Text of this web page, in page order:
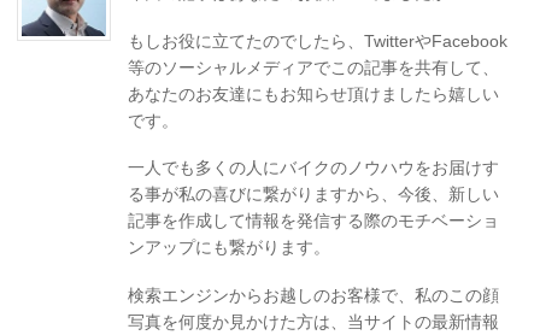
もしお役に立てたのでしたら、TwitterやFacebook
等のソーシャルメディアでこの記事を共有して、
あなたのお友達にもお知らせ頂けましたら嬉しい
です。
一人でも多くの人にバイクのノウハウをお届けす
る事が私の喜びに繋がりますから、今後、新しい
記事を作成して情報を発信する際のモチベーショ
ンアップにも繋がります。
検索エンジンからお越しのお客様で、私のこの顔
写真を何度か見かけた方は、当サイトの最新情報